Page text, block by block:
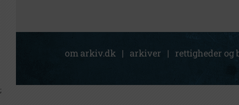
om arkiv.dk | arkiver | rettigheder og
;